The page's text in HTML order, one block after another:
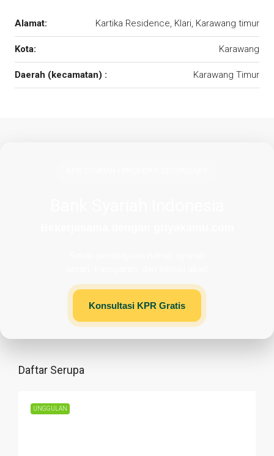
Alamat: Kartika Residence, Klari, Karawang timur
Kota: Karawang
Daerah (kecamatan) : Karawang Timur
Konsultasi KPR Gratis
Daftar Serupa
UNGGULAN